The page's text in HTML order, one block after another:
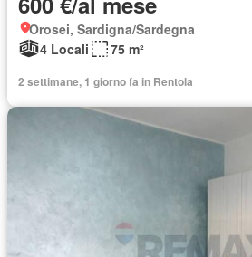
Orosei, Sardigna/Sardegna
4 Locali
75 m²
2 settimane, 1 giorno fa in Rentola